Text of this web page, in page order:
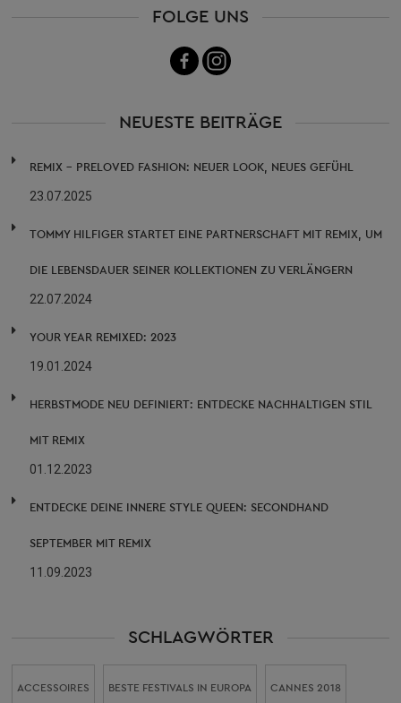
FOLGE UNS
NEUESTE BEITRÄGE
REMIX – PRELOVED FASHION: NEUER LOOK, NEUES GEFÜHL
23.07.2025
TOMMY HILFIGER STARTET EINE PARTNERSCHAFT MIT REMIX, UM
DIE LEBENSDAUER SEINER KOLLEKTIONEN ZU VERLÄNGERN
22.07.2024
YOUR YEAR REMIXED: 2023
19.01.2024
HERBSTMODE NEU DEFINIERT: ENTDECKE NACHHALTIGEN STIL
MIT REMIX
01.12.2023
ENTDECKE DEINE INNERE STYLE QUEEN: SECONDHAND
SEPTEMBER MIT REMIX
11.09.2023
SCHLAGWÖRTER
ACCESSOIRES BESTE FESTIVALS IN EUROPA CANNES 2018